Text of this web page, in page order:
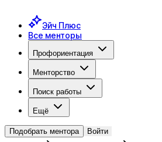
Эйч Плюс
Все менторы
Профориентация
Менторство
Поиск работы
Ещё
Подобрать ментора Войти